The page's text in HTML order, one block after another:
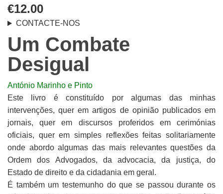
€12.00
CONTACTE-NOS
Um Combate
Desigual
António Marinho e Pinto
Este livro é constituído por algumas das minhas
intervenções, quer em artigos de opinião publicados em
jornais, quer em discursos proferidos em cerimónias
oficiais, quer em simples reflexões feitas solitariamente
onde abordo algumas das mais relevantes questões da
Ordem dos Advogados, da advocacia, da justiça, do
Estado de direito e da cidadania em geral.
É também um testemunho do que se passou durante os